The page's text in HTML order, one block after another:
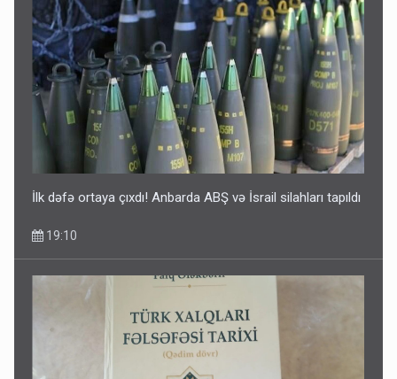
İlk dəfə ortaya çıxdı! Anbarda ABŞ və İsrail silahları tapıldı
19:10